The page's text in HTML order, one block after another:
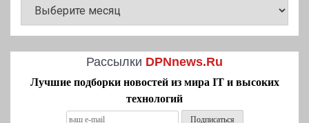
НОВОСТЕЙ
Рассылки DPNnews.Ru
Лучшие подборки новостей из мира IT и высоких
технологий